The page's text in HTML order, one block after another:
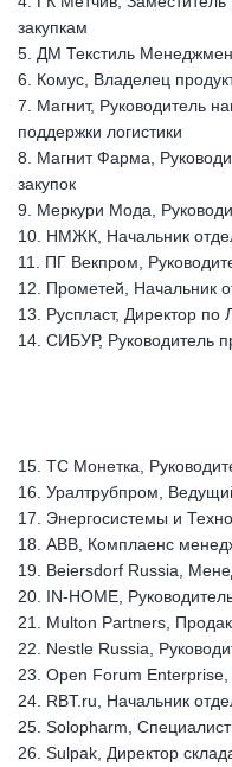
закупкам
5. ДМ Текстиль
6. Комус, Владелец
7. Магнит, Руководитель
поддержки логистики
8. Магнит Фарма,
закупок
9. Меркури Мода,
10. НМЖК, Начальник
11. ПГ Векпром,
12. Прометей, Начальник
13. Руспласт, Директор по
14. СИБУР, Руководитель
15. ТС Монетка,
16. Уралтрубпром,
17. Энергосистемы и
18. ABB, Комплаенс
19. Beiersdorf Russia,
20. IN-HOME,
21. Multon Partners,
22. Nestle Russia,
23. Open Forum Enterprise,
24. RBT.ru, Начальник
25. Solopharm,
26. Sulpak, Директор